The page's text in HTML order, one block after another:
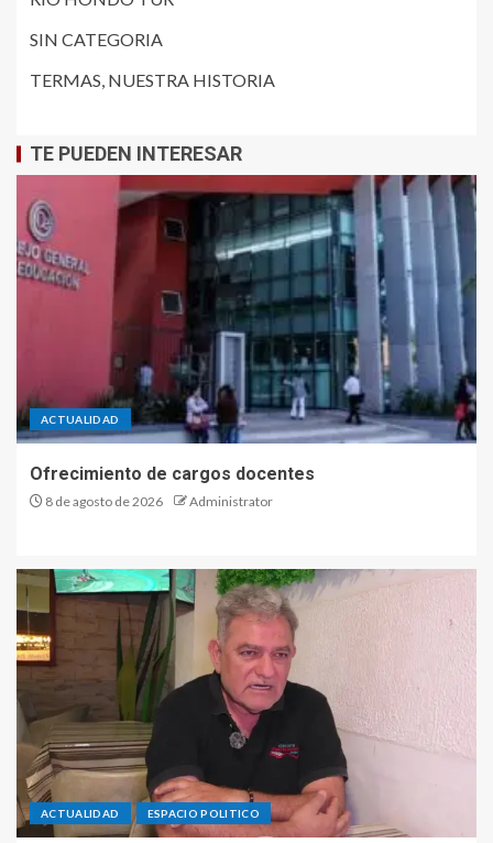
SIN CATEGORIA
TERMAS, NUESTRA HISTORIA
TE PUEDEN INTERESAR
ACTUALIDAD
Ofrecimiento de cargos docentes
8 de agosto de 2026 Administrator
ACTUALIDAD ESPACIO POLITICO